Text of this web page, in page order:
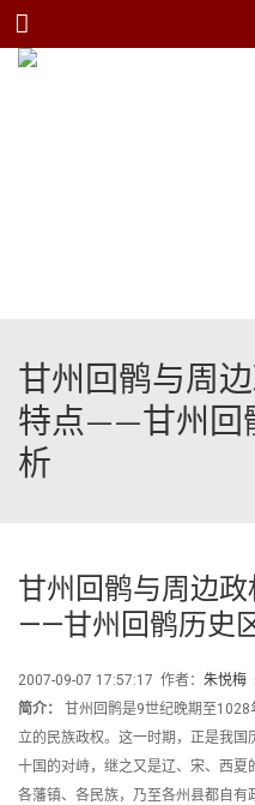
Menu
甘州回鹘与周
特点——甘州回
析
甘州回鹘与周边
——甘州回鹘历史
2007-09-07 17:57:17 作者： 朱悦梅
简介：
甘州回鹘是9世纪晚期至
立的民族政权。这一时期，正是我
十国的对峙，继之又是辽、宋、西夏
各藩镇、各民族，乃至各州县都自有